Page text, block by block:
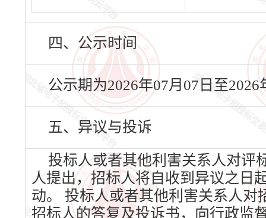
四、公示时间
公示期为2026年07月07日至
五、异议与投诉
投标人或者其他利害关系人对评
人提出，招标人将自收到异议之日
动。 投标人或者其他利害关系人
招标人的答复及投诉书，向行政监